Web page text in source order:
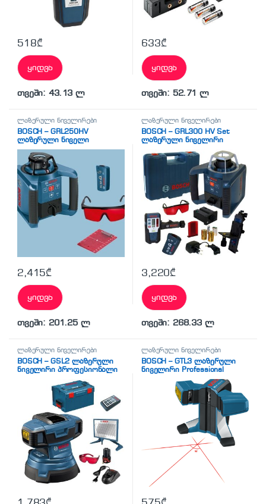
518₾
ყიდვა
თვეში: 43.13 ლ
633₾
ყიდვა
თვეში: 52.71 ლ
ლაზერული ნიველირები
BOSCH – GRL250HV
ლაზერული ნიველი
(0601061600)
2,415₾
ყიდვა
თვეში: 201.25 ლ
ლაზერული ნიველირები
BOSCH – GRL300 HV Set
ლაზერული ნიველირი
3,220₾
ყიდვა
თვეში: 268.33 ლ
ლაზერული ნიველირები
BOSCH – GSL2 ლაზერული
ნიველირი პროფესიონალი
ლაზერული ნიველირები
BOSCH – GTL3 ლაზერული
ნიველირი Professional